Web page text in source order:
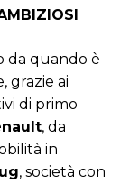
da quando è
grazie ai
di primo
, da
in
, società con